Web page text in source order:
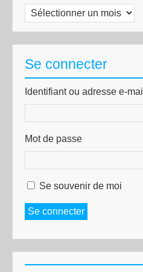
Archives
Se connecter
Identifiant ou adresse e-mail
Mot de passe
Se souvenir de moi
Se connecter